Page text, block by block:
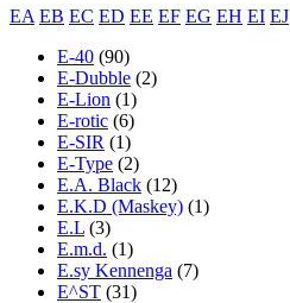
EA EB EC ED EE EF EG EH EI EJ
E-40 (90)
E-Dubble (2)
E-Lion (1)
E-rotic (6)
E-SIR (1)
E-Type (2)
E.A. Black (12)
E.K.D (Maskey) (1)
E.L (3)
E.m.d. (1)
E.sy Kennenga (7)
E^ST (31)